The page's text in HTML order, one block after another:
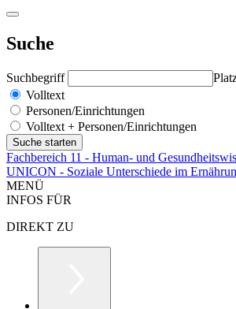
Suche
Suchbegriff
Volltext
Personen/Einrichtungen
Volltext + Personen/Einrichtungen
Fachbereich 11 - Human- und
UNICON - Soziale Unterschiede im
MENÜ
INFOS FÜR
DIREKT ZU